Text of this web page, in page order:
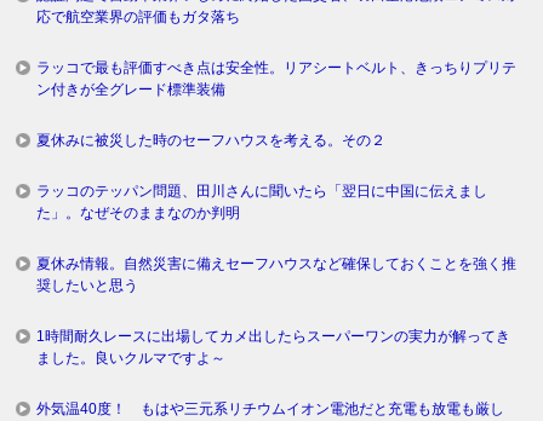
応で航空業界の評価もガタ落ち
ラッコで最も評価すべき点は安全性。リアシートベルト、きっちりプリテ
ン付きが全グレード標準装備
夏休みに被災した時のセーフハウスを考える。その２
ラッコのテッパン問題、田川さんに聞いたら「翌日に中国に伝えまし
た」。なぜそのままなのか判明
夏休み情報。自然災害に備えセーフハウスなど確保しておくことを強く推
奨したいと思う
1時間耐久レースに出場してカメ出したらスーパーワンの実力が解ってき
ました。良いクルマですよ～
外気温40度！ もはや三元系リチウムイオン電池だと充電も放電も厳し